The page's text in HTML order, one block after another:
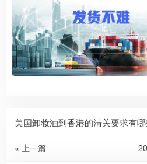
美国卸妆油到香港的清关要求有哪
« 上一篇